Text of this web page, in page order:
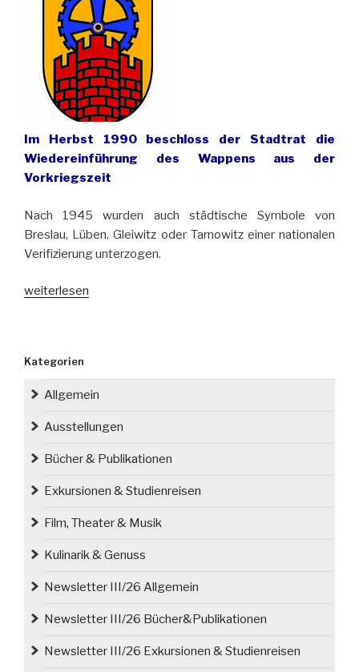
Im Herbst 1990 beschloss der Stadtrat die
Wiedereinführung des Wappens aus der
Vorkriegszeit
Nach 1945 wurden auch städtische Symbole von
Breslau, Lüben, Gleiwitz oder Tarnowitz einer nationalen
Verifizierung unterzogen.
„Vor
in
Hindenburg/
die
der
heraldischen
zu
weiterlesen
Kategorien
Allgemein
Ausstellungen
Bücher & Publikationen
Exkursionen & Studienreisen
Film, Theater & Musik
Kulinarik & Genuss
Newsletter III/26 Allgemein
Newsletter III/26 Bücher&Publikationen
Newsletter III/26 Exkursionen & Studienreisen